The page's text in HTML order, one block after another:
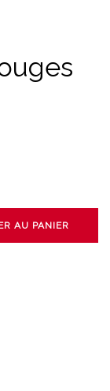
AU PANIER